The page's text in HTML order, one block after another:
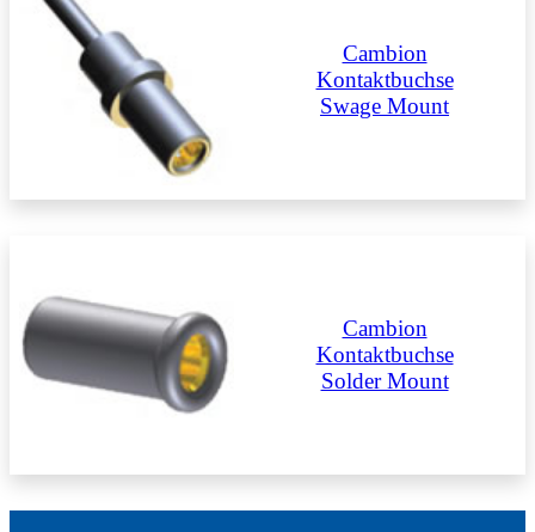
Cambion
Kontaktbuchse
Swage Mount
Cambion
Kontaktbuchse
Solder Mount